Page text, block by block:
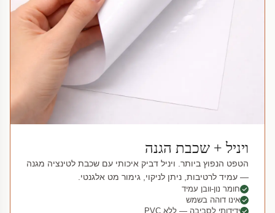
ויניל + שכבת הגנה
הטפט הנפוץ ביותר. ויניל דביק איכותי עם שכבת לטינציה מגנה
— עמיד לרטיבות, ניתן לניקוי, גימור מט אלגנטי.
חומר נון-וובן עמיד
אינו דוהה בשמש
ידידותי לסביבה — ללא PVC